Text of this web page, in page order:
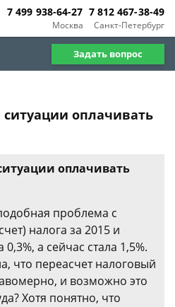
Москва
7 499 938-64-27
Санкт-Петербург
7 812 467-38-49
Задать вопрос
оплачивать
оплачивать
проблема с
налога за 2015 и
0,3%, а сейчас стала 1,5%.
что переасчет налоговый
и возможно это
Хотя понятно, что